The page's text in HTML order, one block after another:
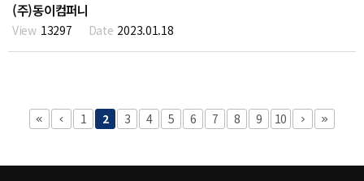
(주)동이컴퍼니
13297 2023.01.18
1 2 3 4 5 6 7 8 9 10